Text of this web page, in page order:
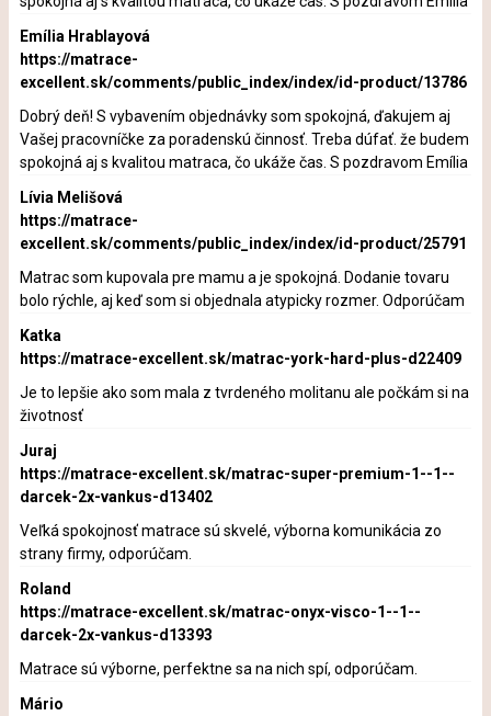
Emília Hrablayová
https://matrace-
excellent.sk/comments/public_index/index/id-product/13786
Dobrý deň! S vybavením objednávky som spokojná, ďakujem aj
Vašej pracovníčke za poradenskú činnosť. Treba dúfať. že budem
spokojná aj s kvalitou matraca, čo ukáže čas. S pozdravom Emília
Lívia Melišová
https://matrace-
excellent.sk/comments/public_index/index/id-product/25791
Matrac som kupovala pre mamu a je spokojná. Dodanie tovaru
bolo rýchle, aj keď som si objednala atypicky rozmer. Odporúčam
Katka
https://matrace-excellent.sk/matrac-york-hard-plus-d22409
Je to lepšie ako som mala z tvrdeného molitanu ale počkám si na
životnosť
Juraj
https://matrace-excellent.sk/matrac-super-premium-1--1--
darcek-2x-vankus-d13402
Veľká spokojnosť matrace sú skvelé, výborna komunikácia zo
strany firmy, odporúčam.
Roland
https://matrace-excellent.sk/matrac-onyx-visco-1--1--
darcek-2x-vankus-d13393
Matrace sú výborne, perfektne sa na nich spí, odporúčam.
Mário